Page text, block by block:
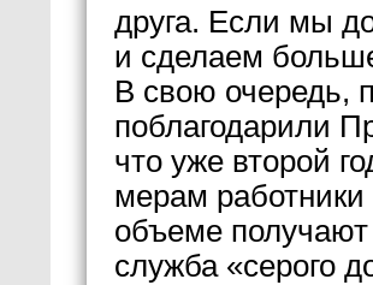
друга. Если мы
и сделаем
В свою очередь,
поблагодарили
что уже второй
мерам
объеме
служба «серого